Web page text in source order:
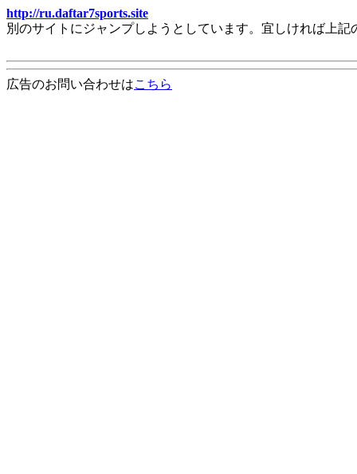
http://ru.daftar7sports.site
別のサイトにジャンプしようとしています。宜しければ上
広告のお問い合わせはこちら